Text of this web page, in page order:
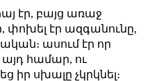
էր, բայց առաջ
փոխել էր ազգանունը,
ասում էր որ
համար, ու
իր սխալը չկրկնել։